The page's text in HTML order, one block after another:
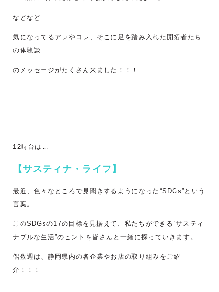
などなど
気になってるアレやコレ、そこに足を踏み入れた開拓者たち
の体験談
のメッセージがたくさん来ました！！！
12時台は…
【サスティナ・ライフ】
最近、色々なところで見聞きするようになった“SDGs”という
言葉。
このSDGsの17の目標を見据えて、私たちができる“サスティ
ナブルな生活”のヒントを皆さんと一緒に探っていきます。
偶数週は、静岡県内の各企業やお店の取り組みをご紹
介！！！